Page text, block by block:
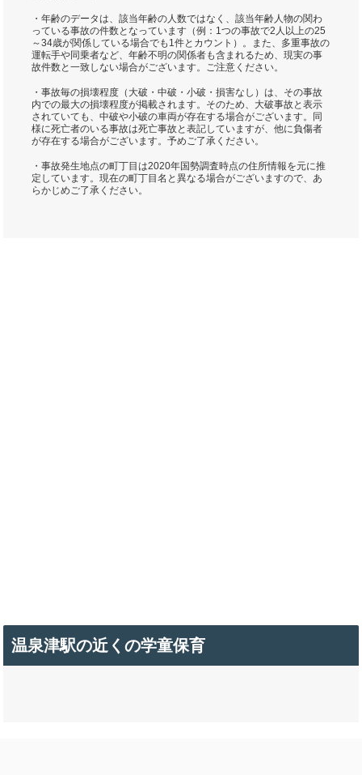
・年齢のデータは、該当年齢の人数ではなく、該当年齢人物の関わ
っている事故の件数となっています（例：1つの事故で2人以上の25
～34歳が関係している場合でも1件とカウント）。また、多重事故の
運転手や同乗者など、年齢不明の関係者も含まれるため、現実の事
故件数と一致しない場合がございます。ご注意ください。
・事故毎の損壊程度（大破・中破・小破・損害なし）は、その事故
内での最大の損壊程度が掲載されます。そのため、大破事故と表示
されていても、中破や小破の車両が存在する場合がございます。同
様に死亡者のいる事故は死亡事故と表記していますが、他に負傷者
が存在する場合がございます。予めご了承ください。
・事故発生地点の町丁目は2020年国勢調査時点の住所情報を元に推
定しています。現在の町丁目名と異なる場合がございますので、あ
らかじめご了承ください。
温泉津駅の近くの学童保育